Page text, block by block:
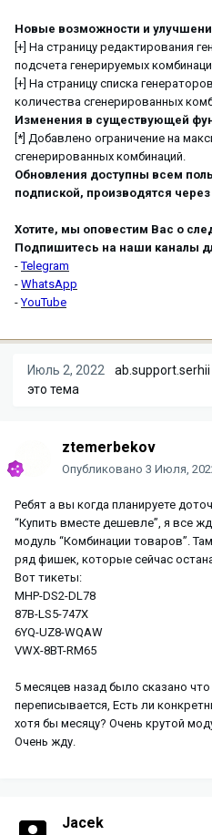
Новые возможности и
[+] На страницу редактирования
подсчета генерируемых
[+] На страницу списка
количества сгенерированных
Изменения в существующей
[*] Добавлено ограничение на
сгенерированных комбинаций.
Обновления доступны всем
подпиской, производятся
Хотите, мы оповестим Вас о
Подпишитесь на наши каналы
-Telegram
- WhatsApp
-YouTube
Июль 2, 2022 ab.support.serhii
это тема
ztemerbekov
Опубликовано 3 Июля,
Ребят а вы когда планируете
“Купить вместе дешевле”, я все
модуль “Комбинации товаров”.
ряд фишек, которые сейчас
Вот тикеты:
MHP-DS2-DL78
87B-LS5-747X
6YQ-UZ8-WQAW
VWX-8BT-RM65
5 месяцев назад было сказано
переписывается, Есть ли
хотя бы месяцу? Очень крутой
Очень жду.
Jacek